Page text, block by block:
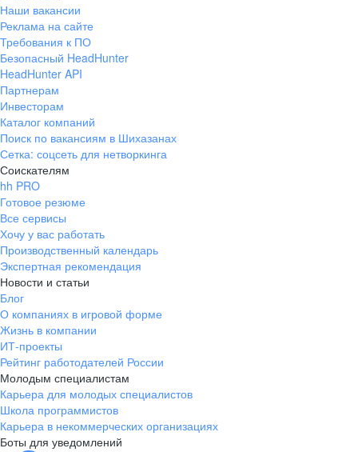
Наши вакансии
Реклама на сайте
Требования к ПО
Безопасный HeadHunter
HeadHunter API
Партнерам
Инвесторам
Каталог компаний
Поиск по вакансиям в Шихазанах
Сетка: соцсеть для нетворкинга
Соискателям
hh PRO
Готовое резюме
Все сервисы
Хочу у вас работать
Производственный календарь
Экспертная рекомендация
Новости и статьи
Блог
О компаниях в игровой форме
Жизнь в компании
ИТ-проекты
Рейтинг работодателей России
Молодым специалистам
Карьера для молодых специалистов
Школа программистов
Карьера в некоммерческих организациях
Боты для уведомлений